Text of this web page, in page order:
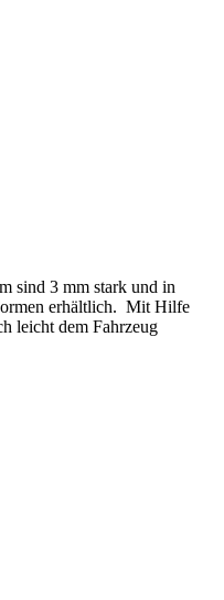
sind 3 mm stark und in
erhältlich. Mit Hilfe
leicht dem Fahrzeug